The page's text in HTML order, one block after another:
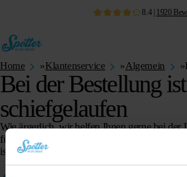
8.4| 1920
Home »Klantenservice »Algemein »
Bei der Bestellung
schiefgelaufen
Wie ärgerlich, wir helfen Ihnen gerne bei der
füllen Sie unser
aus und
ist, damit wir Ihnen schnell behilflich sein